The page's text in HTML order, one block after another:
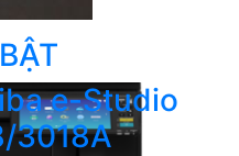
e-Studio
3018A